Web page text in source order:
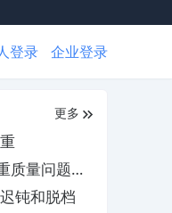
登录 企业登录
更多
质量问题，
钝和脱档